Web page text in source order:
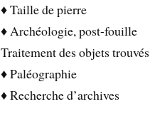
♦ Taille de pierre
♦ Archéologie, post-fouille
Traitement des objets trouvés
♦ Paléographie
♦ Recherche d’archives